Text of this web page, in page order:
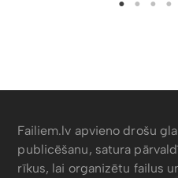
Failiem.lv apvieno drošu
publicēšanu, satura
rīkus, lai organizētu failus